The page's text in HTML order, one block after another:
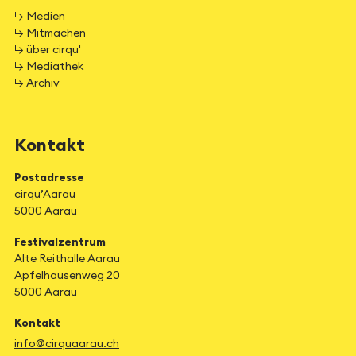
↳ Medien
↳ Mitmachen
↳ über cirqu'
↳ Mediathek
↳ Archiv
Kontakt
Postadresse
cirqu’Aarau
5000 Aarau
Festivalzentrum
Alte Reithalle Aarau
Apfelhausenweg 20
5000 Aarau
Kontakt
info@cirquaarau.ch